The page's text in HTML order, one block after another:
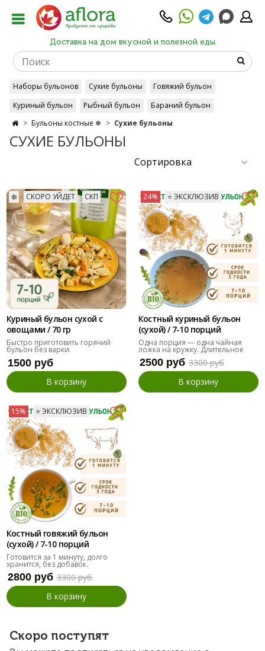
Доставка на дом вкусной и полезной еды
Наборы бульонов Сухие бульоны
Говяжий бульон
Куриный бульон
Рыбный бульон
Бараний бульон
Бульоны классика
Бульоны из индейки
Бульоны костные ❄ Сухие бульоны
СУХИЕ БУЛЬОНЫ
❄️ СКОРО УЙДЕТ СКП
Куриный бульон сухой с
овощами / 70 гр
Быстро приготовить горячий
бульон без варки.
1500 руб
В корзину
24% ⭐️ ЭКСКЛЮЗИВ
Костный куриный бульон
(сухой) / 7-10 порций
Одна порция — одна чайная
ложка на кружку. Длительное
хранение.
2500 руб 3300 руб
В корзину
15% ⭐️ ЭКСКЛЮЗИВ
Костный говяжий бульон
(сухой) / 7-10 порций
Готовится за 1 минуту, долго
хранится, без добавок.
2800 руб 3300 руб
В корзину
Скоро поступят